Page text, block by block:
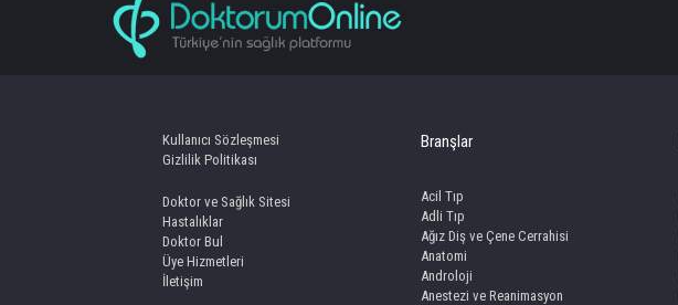
Kullanıcı Sözleşmesi
Gizlilik Politikası
Doktor ve Sağlık Sitesi
Hastalıklar
Doktor Bul
Üye Hizmetleri
İletişim
Branşlar
Acil Tıp
Adli Tıp
Ağız Diş ve Çene Cerrahisi
Anatomi
Androloji
Anestezi ve Reanimasyon